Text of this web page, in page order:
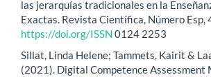
las jerarquías tradicionales en la
Exactas. Revista Científica, Número Esp,
https://doi.org/ISSN 0124 2253
Sillat, Linda Helene; Tammets, Kairit &
(2021). Digital Competence Assessment